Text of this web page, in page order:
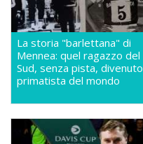
La storia "barlettana" di
Mennea: quel ragazzo del
Sud, senza pista, divenuto
primatista del mondo